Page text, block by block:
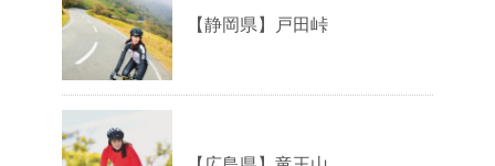
【静岡県】戸田峠